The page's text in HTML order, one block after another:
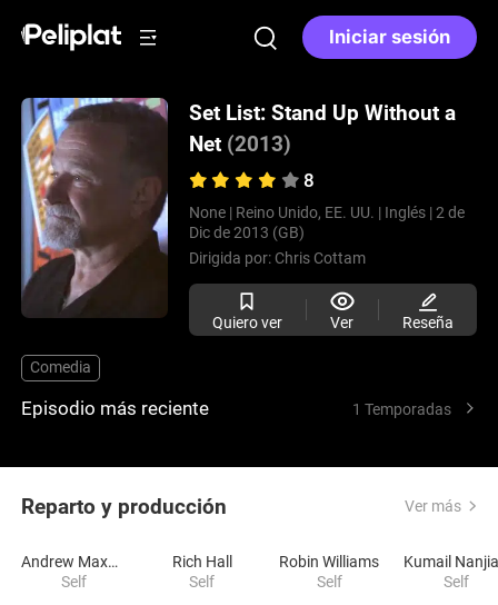
Iniciar sesión
Set List: Stand Up Without a
Net (2013)
8
None | Reino Unido, EE. UU. | Inglés | 2 de
Dic de 2013 (GB)
Dirigida por: Chris Cottam
Quiero ver Ver Reseña
Comedia
Episodio más reciente 1 Temporadas
Reparto y producción Ver más
Andrew Maxwell
Self
Rich Hall
Self
Robin Williams
Self
Self